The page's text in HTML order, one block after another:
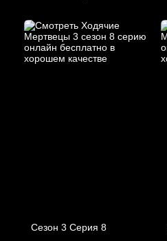
Сезон 3 Серия 8